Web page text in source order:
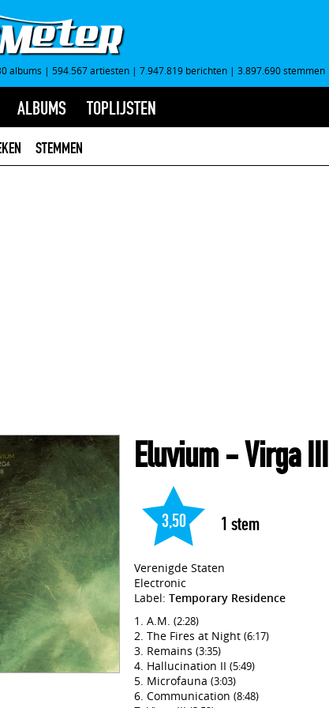
albums | 594.567 artiesten | 7.947.819 berichten | 3.897.690 stemmen
ALBUMS TOPLIJSTEN
STEMMEN
Eluvium- Virga III
3,50 1 stem
Verenigde Staten
Electronic
Label: Temporary Residence
A.M. (2:28)
The Fires at Night (6:17)
Remains (3:35)
Hallucination II (5:49)
Microfauna (3:03)
Communication (8:48)